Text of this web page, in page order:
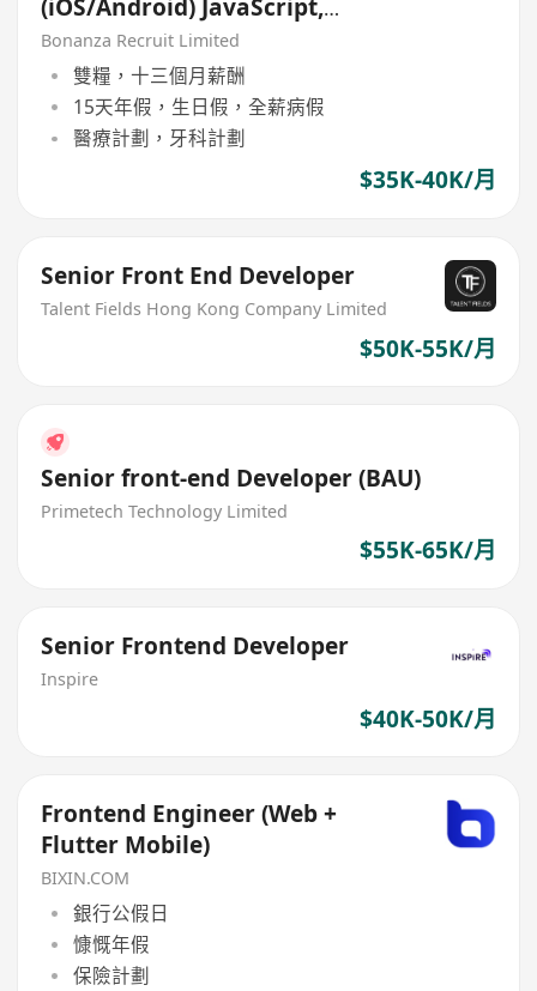
(iOS/Android) JavaScript,
NodeJS (Whampoa | HK$40K) x
13
Bonanza Recruit Limited
雙糧，十三個月薪酬
15天年假，生日假，全薪病假
醫療計劃，牙科計劃
$35K-40K/月
Senior Front End Developer
Talent Fields Hong Kong Company Limited
$50K-55K/月
Senior front-end Developer (BAU)
Primetech Technology Limited
$55K-65K/月
Senior Frontend Developer
Inspire
$40K-50K/月
Frontend Engineer (Web +
Flutter Mobile)
BIXIN.COM
銀行公假日
慷慨年假
保險計劃